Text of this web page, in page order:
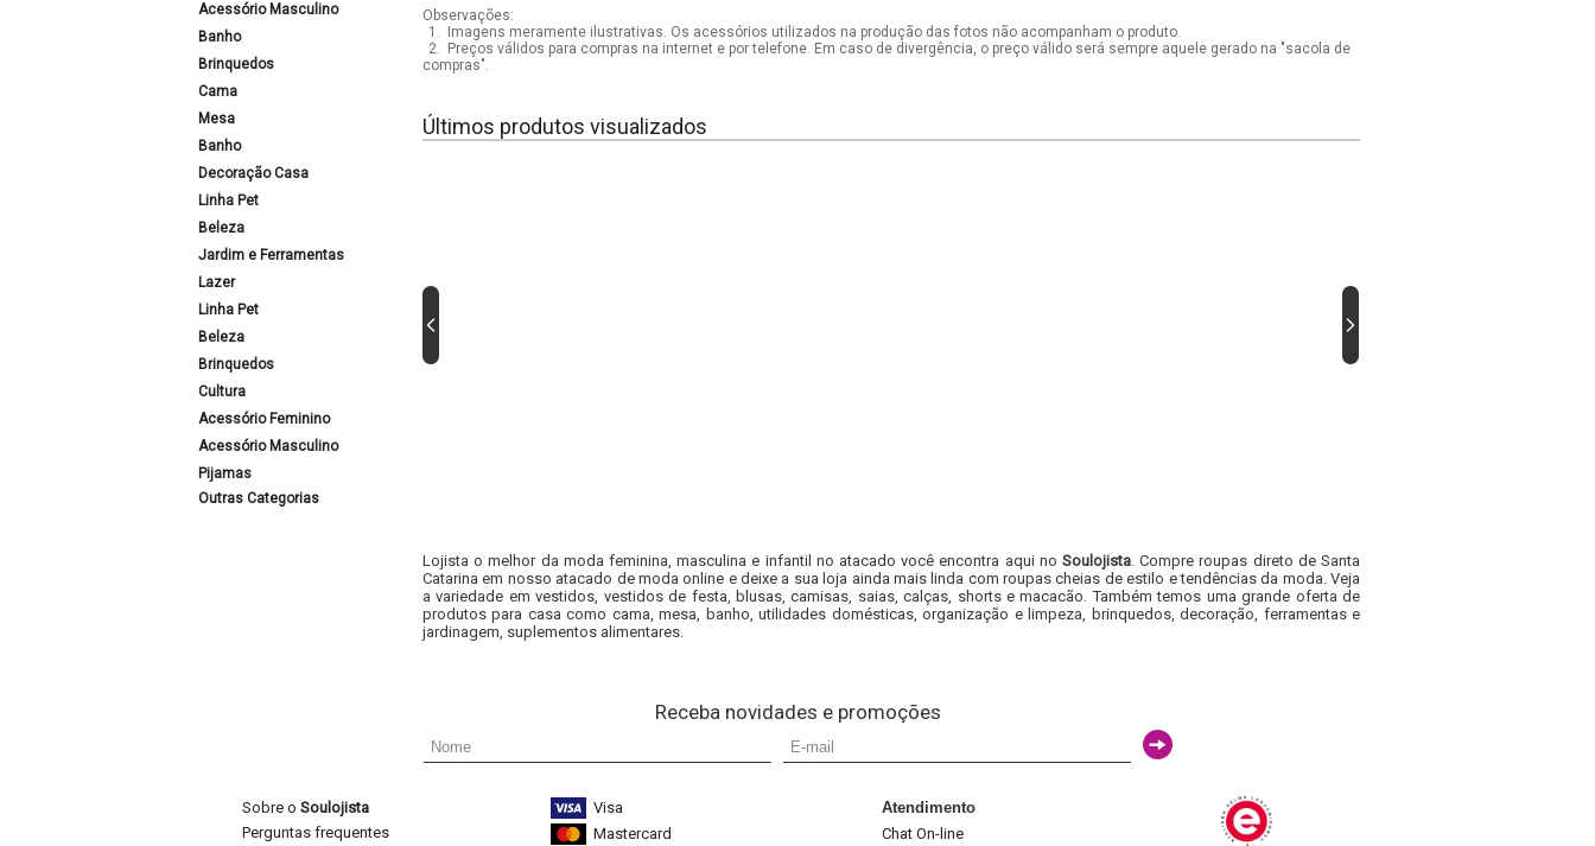
Acessório Masculino
Banho
Brinquedos
Cama
Mesa
Banho
Decoração Casa
Linha Pet
Beleza
Jardim e Ferramentas
Lazer
Linha Pet
Beleza
Brinquedos
Cultura
Acessório Feminino
Acessório Masculino
Pijamas
Outras Categorias
Observações:
1.
Imagens meramente ilustrativas. Os acessórios utilizados na produção das fotos não acompanham o produto.
2.
Preços válidos para compras na internet e por telefone. Em caso de divergência, o preço válido será sempre aquele gerado na "sacola de
compras".
Últimos produtos visualizados
Lojista o melhor da moda feminina, masculina e infantil no atacado você encontra aqui no Soulojista. Compre roupas direto de Santa
Catarina em nosso atacado de moda online e deixe a sua loja ainda mais linda com roupas cheias de estilo e tendências da moda. Veja
a variedade em vestidos, vestidos de festa, blusas, camisas, saias, calças, shorts e macacão. Também temos uma grande oferta de
produtos para casa como cama, mesa, banho, utilidades domésticas, organização e limpeza, brinquedos, decoração, ferramentas e
jardinagem, suplementos alimentares.
Receba novidades e promoções
Sobre o Soulojista
Perguntas frequentes
Visa
Mastercard
Atendimento
Chat On-line